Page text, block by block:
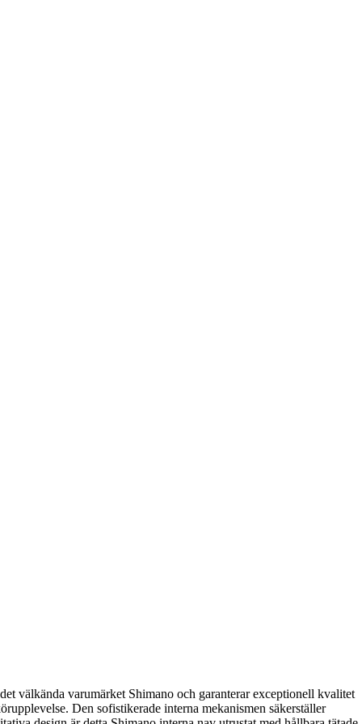
välkända varumärket Shimano och garanterar exceptionell kvalitet
Den sofistikerade interna mekanismen säkerställer